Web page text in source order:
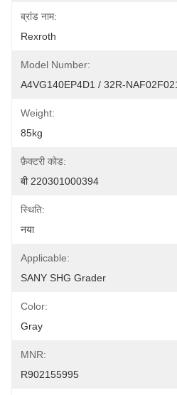
ब्रांड नाम:
Rexroth
Model Number:
A4VG140EP4D1 / 32R-
Weight:
85kg
फ़ैक्टरी कोड:
बी 220301000394
स्थिति:
नया
Applicable:
SANY SHG Grader
Color:
Gray
MNR:
R902155995